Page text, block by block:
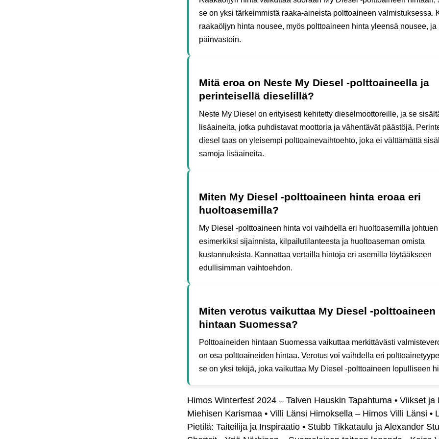
se on yksi tärkeimmistä raaka-aineista polttoaineen valmistuksessa.
raakaöljyn hinta nousee, myös polttoaineen hinta yleensä nousee, ja
päinvastoin.
Mitä eroa on Neste My Diesel -polttoaineella ja
perinteisellä dieselillä?
Neste My Diesel on erityisesti kehitetty dieselmoottoreille, ja se
lisäaineita, jotka puhdistavat moottoria ja vähentävät päästöjä.
diesel taas on yleisempi polttoainevaihtoehto, joka ei välttämättä
samoja lisäaineita.
Miten My Diesel -polttoaineen hinta eroaa eri
huoltoasemilla?
My Diesel -polttoaineen hinta voi vaihdella eri huoltoasemilla johtuen
esimerkiksi sijainnista, kilpailutilanteesta ja huoltoaseman omista
kustannuksista. Kannattaa vertailla hintoja eri asemilla löytääkseen
edullisimman vaihtoehdon.
Miten verotus vaikuttaa My Diesel -polttoaineen
hintaan Suomessa?
Polttoaineiden hintaan Suomessa vaikuttaa merkittävästi
on osa polttoaineiden hintaa. Verotus voi vaihdella eri
se on yksi tekijä, joka vaikuttaa My Diesel -polttoaineen lopulliseen
Himos Winterfest 2024 – Talven Hauskin Tapahtuma • Viikset ja
Miehisen Karismaa • Villi Länsi Himoksella – Himos Villi Länsi •
Pietilä: Taiteilija ja Inspiraatio • Stubb Tikkataulu ja Alexander